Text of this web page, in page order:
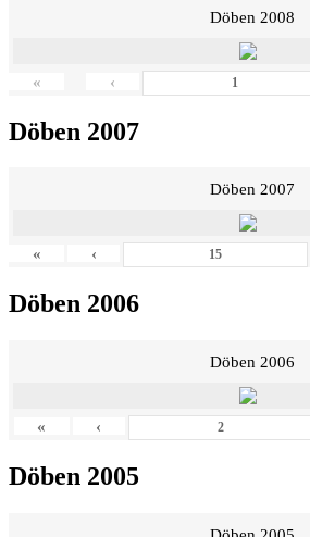
Döben 2008
« ‹
Döben 2007
Döben 2007
« ‹
Döben 2006
Döben 2006
« ‹
Döben 2005